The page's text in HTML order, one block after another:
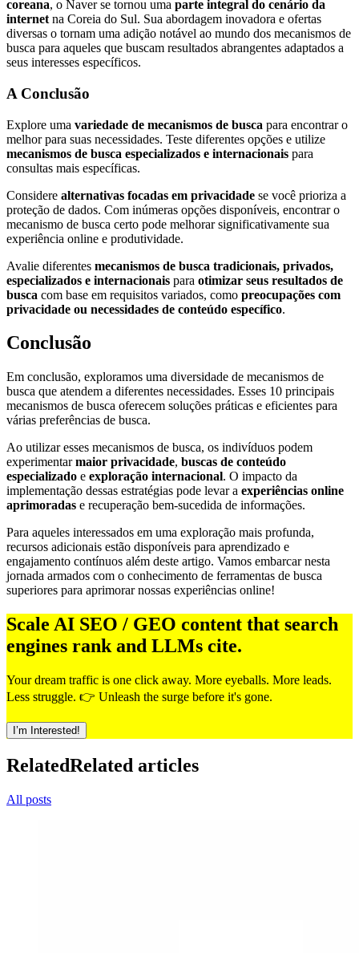
coreana, o Naver se tornou uma parte integral do cenário da
internet na Coreia do Sul. Sua abordagem inovadora e ofertas
diversas o tornam uma adição notável ao mundo dos mecanismos de
busca para aqueles que buscam resultados abrangentes adaptados a
seus interesses específicos.
A Conclusão
Explore uma variedade de mecanismos de busca para encontrar o
melhor para suas necessidades. Teste diferentes opções e utilize
mecanismos de busca especializados e internacionais para
consultas mais específicas.
Considere alternativas focadas em privacidade se você prioriza a
proteção de dados. Com inúmeras opções disponíveis, encontrar o
mecanismo de busca certo pode melhorar significativamente sua
experiência online e produtividade.
Avalie diferentes mecanismos de busca tradicionais, privados,
especializados e internacionais para otimizar seus resultados de
busca com base em requisitos variados, como preocupações com
privacidade ou necessidades de conteúdo específico.
Conclusão
Em conclusão, exploramos uma diversidade de mecanismos de
busca que atendem a diferentes necessidades. Esses 10 principais
mecanismos de busca oferecem soluções práticas e eficientes para
várias preferências de busca.
Ao utilizar esses mecanismos de busca, os indivíduos podem
experimentarmaior privacidade, buscas de conteúdo
especializado e exploração internacional. O impacto da
implementação dessas estratégias pode levar a experiências online
aprimoradas e recuperação bem-sucedida de informações.
Para aqueles interessados em uma exploração mais profunda,
recursos adicionais estão disponíveis para aprendizado e
engajamento contínuos além deste artigo. Vamos embarcar nesta
jornada armados com o conhecimento de ferramentas de busca
superiores para aprimorar nossas experiências online!
Scale AI SEO / GEO content that search
engines rank and LLMs cite.
Your dream traffic is one click away. More eyeballs. More leads.
Less struggle. 👉 Unleash the surge before it's gone.
I’m Interested!
RelatedRelated articles
All posts